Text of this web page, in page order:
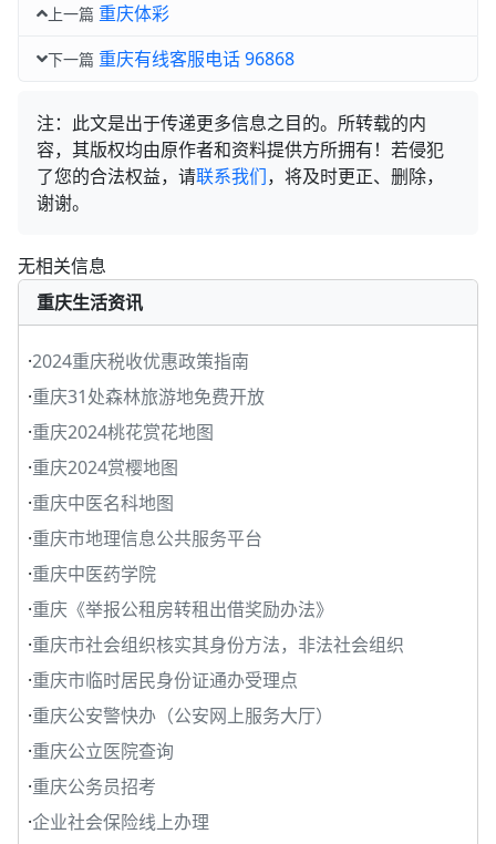
上一篇 重庆体彩
下一篇 重庆有线客服电话 96868
注：此文是出于传递更多信息之目的。所转载的内
容，其版权均由原作者和资料提供方所拥有！若侵犯
了您的合法权益，请联系我们，将及时更正、删除，
谢谢。
无相关信息
重庆生活资讯
·2024重庆税收优惠政策指南
·重庆31处森林旅游地免费开放
·重庆2024桃花赏花地图
·重庆2024赏樱地图
·重庆中医名科地图
·重庆市地理信息公共服务平台
·重庆中医药学院
·重庆《举报公租房转租出借奖励办法》
·重庆市社会组织核实其身份方法，非法社会组织
·重庆市临时居民身份证通办受理点
·重庆公安警快办（公安网上服务大厅）
·重庆公立医院查询
·重庆公务员招考
·企业社会保险线上办理